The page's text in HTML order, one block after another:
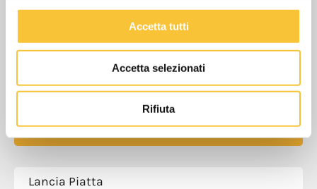
Accetta tutti
Accetta selezionati
Rifiuta
AIPRO36D
Tubo prolunga 2x0,5mt
ATPA36D
Lancia Piatta